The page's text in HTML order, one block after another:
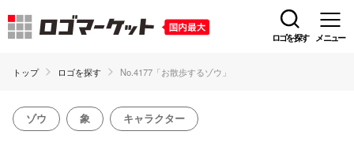
ロゴを探す メニュー
トップ ロゴを探す No.4177「お散歩するゾウ」
ゾウ 象 キャラクター